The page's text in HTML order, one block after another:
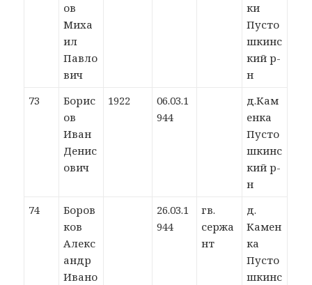
ов
Миха
ил
Павло
вич
ки
Пусто
шкинс
кий р-
н
73
Борис
ов
Иван
Денис
ович
1922
06.03.1
944
д.Кам
енка
Пусто
шкинс
кий р-
н
74
Боров
ков
Алекс
андр
Ивано
26.03.1
944
гв.
сержа
нт
д.
Камен
ка
Пусто
шкинс